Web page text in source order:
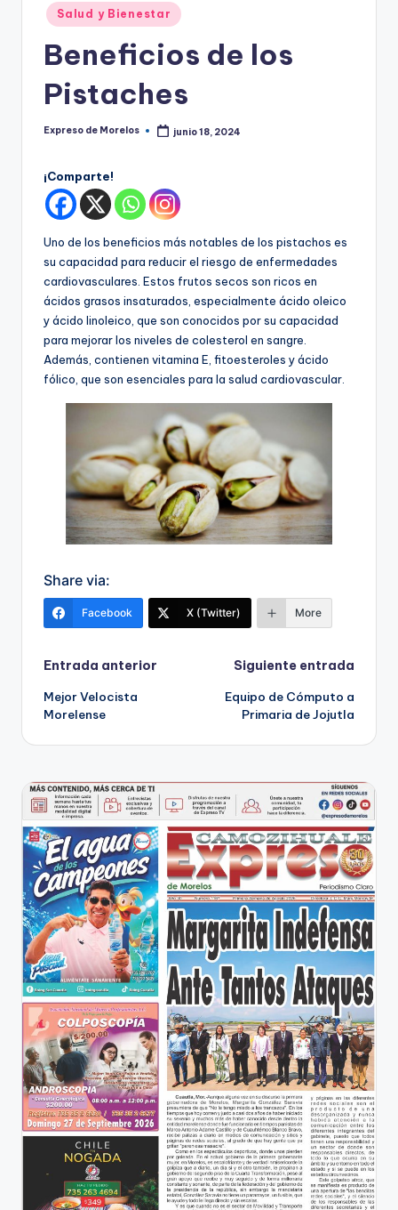
el
Publicado
en
Salud y Bienestar
Beneficios de los
Pistaches
Publicado
Expreso de Morelos junio 18, 2024
¡Comparte!
Uno de los beneficios más notables de los pistachos es
su capacidad para reducir el riesgo de enfermedades
cardiovasculares. Estos frutos secos son ricos en
ácidos grasos insaturados, especialmente ácido oleico
y ácido linoleico, que son conocidos por su capacidad
para mejorar los niveles de colesterol en sangre.
Además, contienen vitamina E, fitoesteroles y ácido
fólico, que son esenciales para la salud cardiovascular.
Share via:
Facebook X (Twitter) More
Navegación
de
entradas
Entrada anterior
Mejor Velocista
Morelense
Siguiente entrada
Equipo de Cómputo a
Primaria de Jojutla